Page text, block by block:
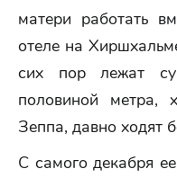
матери работать
отеле на
сих пор лежат
половиной метра,
Зеппа, давно ходят
С самого декабря